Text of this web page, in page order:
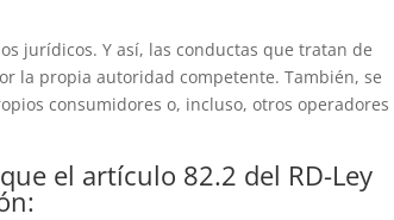
jurídicos. Y así, las conductas que tratan de
la propia autoridad competente. También, se
consumidores o, incluso, otros operadores
el artículo 82.2 del RD-Ley